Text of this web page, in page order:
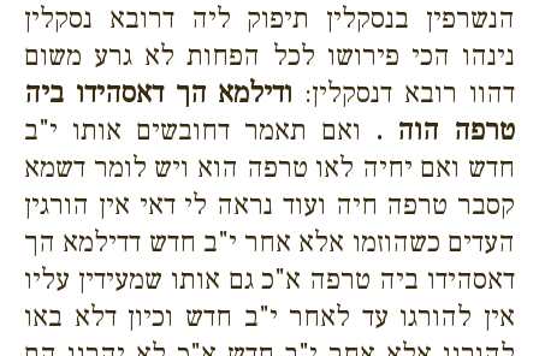
הנשרפין בנסקלין תיפוק ליה דרובא נסקלין
נינהו הכי פירושו לכל הפחות לא גרע משום
דהוו רובא דנסקלין: ודילמא הך דאסהידו ביה
טרפה הוה . ואם תאמר דחובשים אותו י"ב
חדש ואם יחיה לאו טרפה הוא ויש לומר דשמא
קסבר טרפה חיה ועוד נראה לי דאי אין הורגין
העדים כשהוזמו אלא אחר י"ב חדש דדילמא הך
דאסהידו ביה טרפה א"כ גם אותו שמעידין עליו
אין להורגו עד לאחר י"ב חדש וכיון דלא באו